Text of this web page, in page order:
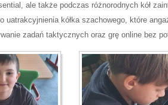
ale także podczas różnorodnych kół
uatrakcyjnienia kółka szachowego, które
zadań taktycznych oraz grę online bez